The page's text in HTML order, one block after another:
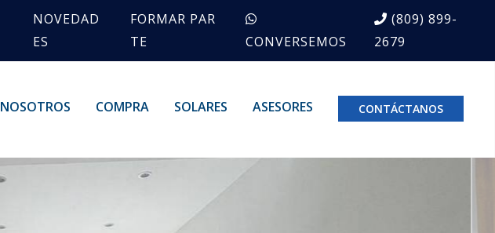
NOVEDAD
ES
FORMAR PAR
TE
CONVERSEMOS
(809) 899-
2679
NOSOTROS COMPRA SOLARES ASESORES CONTÁCTANOS